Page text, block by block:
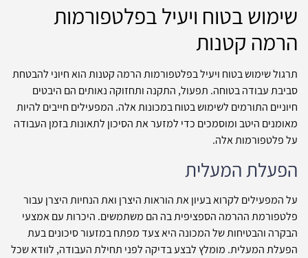
שימוש בטוח ויעיל בפלטפורמות
הרמה קטנות
תרגול שימוש בטוח ויעיל בפלטפורמות הרמה קטנות הוא חיוני להבטחת
סביבת עבודה בטוחה. תפעול, התקנה ותחזוקה נאותים הם היבטים
חיוניים התורמים לשימוש בטוח במכונות אלה. המפעילים חייבים להיות
מאומנים היטב ומוסמכים כדי למזער את הסיכון לתאונות בזמן העבודה
על פלטפורמות אלה.
הפעלת המעלית
על המפעילים לקרוא בעיון את הוראות היצרן ואת הנחיות היצרן עבור
פלטפורמת ההרמה הספציפית בה הם משתמשים. היכרות עם אמצעי
הבקרה והבטיחות של המכונה היא צעד מפתח במזעור סיכונים בעת
הפעלת המעלית. מומלץ לבצע בדיקה לפני תחילת העבודה, לוודא שכל